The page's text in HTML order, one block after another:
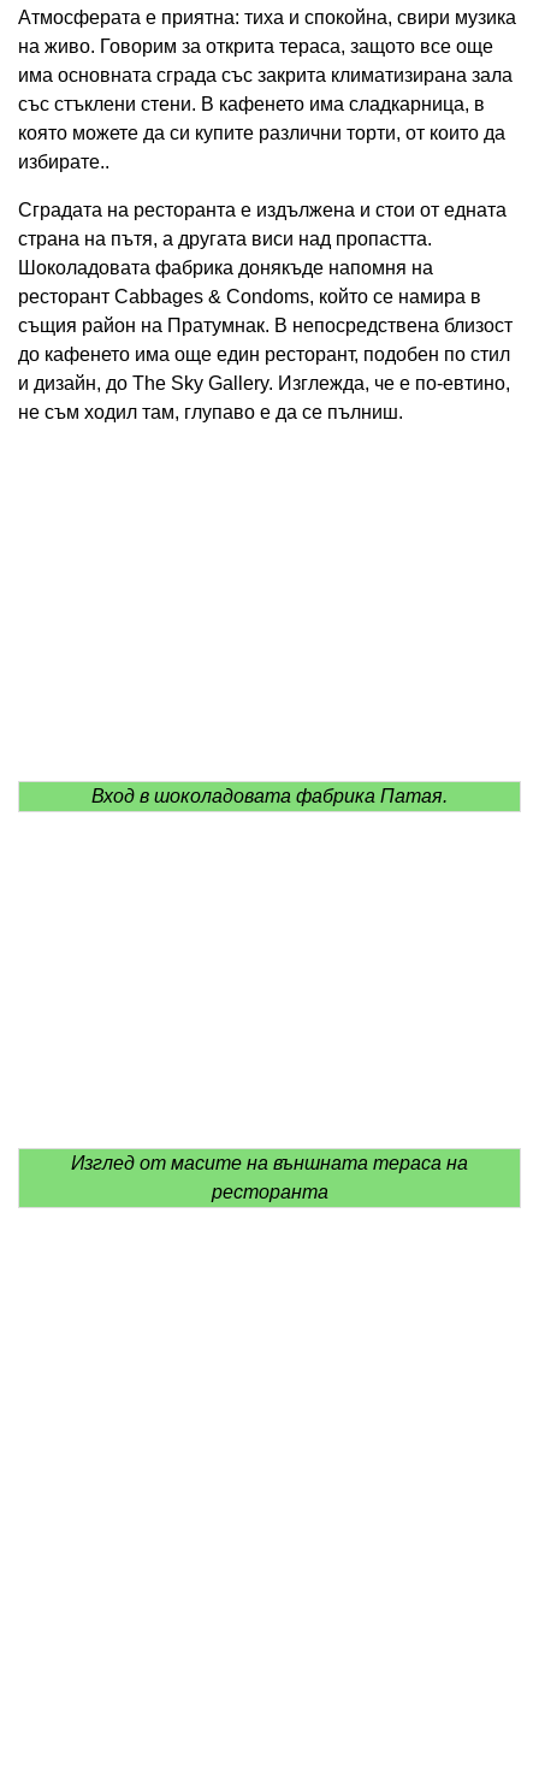
Атмосферата е приятна: тиха и спокойна, свири музика
на живо. Говорим за открита тераса, защото все още
има основната сграда със закрита климатизирана зала
със стъклени стени. В кафенето има сладкарница, в
която можете да си купите различни торти, от които да
избирате..
Сградата на ресторанта е издължена и стои от едната
страна на пътя, а другата виси над пропастта.
Шоколадовата фабрика донякъде напомня на
ресторант Cabbages & Condoms, който се намира в
същия район на Пратумнак. В непосредствена близост
до кафенето има още един ресторант, подобен по стил
и дизайн, до The Sky Gallery. Изглежда, че е по-евтино,
не съм ходил там, глупаво е да се пълниш.
Вход в шоколадовата фабрика Патая.
Изглед от масите на външната тераса на
ресторанта